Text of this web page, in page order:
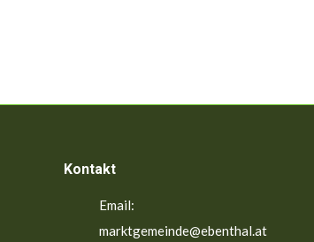
Kontakt
Email:
marktgemeinde@ebenthal.at